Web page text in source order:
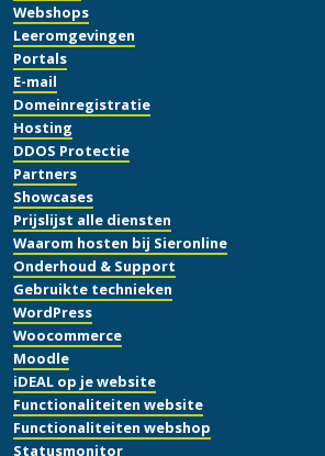
Webshops
Leeromgevingen
Portals
E-mail
Domeinregistratie
Hosting
DDOS Protectie
Partners
Showcases
Prijslijst alle diensten
Waarom hosten bij Sieronline
Onderhoud & Support
Gebruikte technieken
WordPress
Woocommerce
Moodle
iDEAL op je website
Functionaliteiten website
Functionaliteiten webshop
Statusmonitor